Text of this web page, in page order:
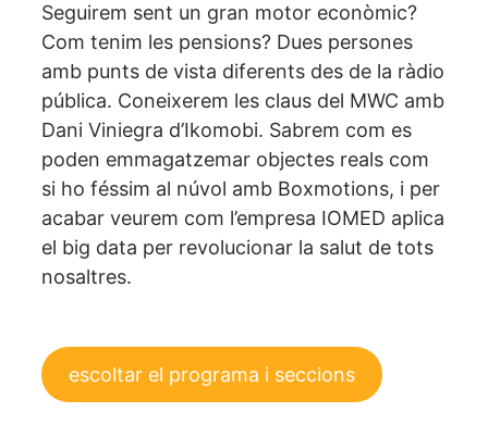
Seguirem sent un gran motor econòmic?
Com tenim les pensions? Dues persones
amb punts de vista diferents des de la ràdio
pública. Coneixerem les claus del MWC amb
Dani Viniegra d’Ikomobi. Sabrem com es
poden emmagatzemar objectes reals com
si ho féssim al núvol amb Boxmotions, i per
acabar veurem com l’empresa IOMED aplica
el big data per revolucionar la salut de tots
nosaltres.
escoltar el programa i seccions